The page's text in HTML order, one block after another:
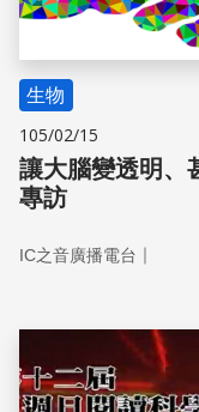
生物
105/02/15
讓大腦變透明、
專訪
IC之音廣播電台 ｜